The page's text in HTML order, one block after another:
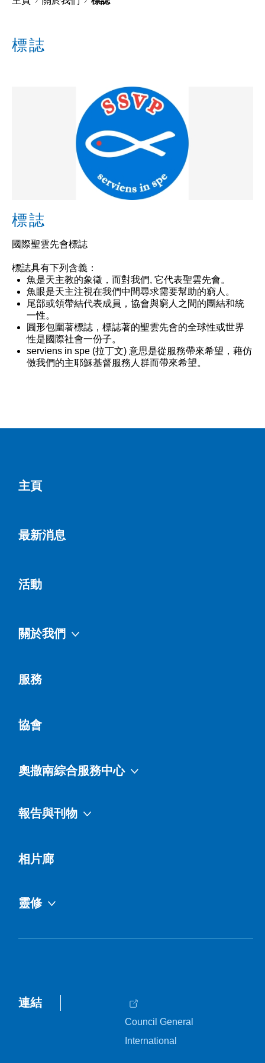
標誌
標誌
國際聖雲先會標誌
標誌具有下列含義：
魚是天主教的象徵，而對我們, 它代表聖雲先會。
魚眼是天主注視在我們中間尋求需要幫助的窮人。
尾部或領帶結代表成員，協會與窮人之間的團結和統
一性。
圓形包圍著標誌，標誌著的聖雲先會的全球性或世界
性是國際社會一份子。
serviens in spe (拉丁文) 意思是從服務帶來希望，藉仿
傚我們的主耶穌基督服務人群而帶來希望。
主頁
最新消息
活動
關於我們
服務
協會
奧撒南綜合服務中心
報告與刊物
相片廊
靈修
連結
Council General
International